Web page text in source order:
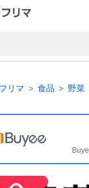
リマ 食品 野菜